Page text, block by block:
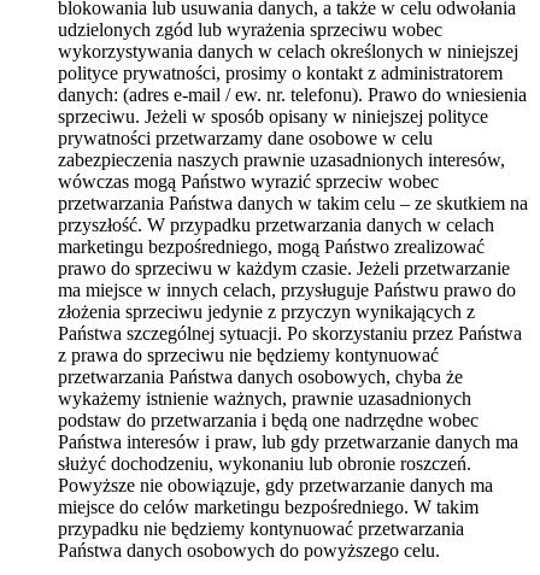
blokowania lub usuwania danych, a także w celu odwołania
udzielonych zgód lub wyrażenia sprzeciwu wobec
wykorzystywania danych w celach określonych w niniejszej
polityce prywatności, prosimy o kontakt z administratorem
danych: (adres e-mail / ew. nr. telefonu). Prawo do wniesienia
sprzeciwu. Jeżeli w sposób opisany w niniejszej polityce
prywatności przetwarzamy dane osobowe w celu
zabezpieczenia naszych prawnie uzasadnionych interesów,
wówczas mogą Państwo wyrazić sprzeciw wobec
przetwarzania Państwa danych w takim celu – ze skutkiem na
przyszłość. W przypadku przetwarzania danych w celach
marketingu bezpośredniego, mogą Państwo zrealizować
prawo do sprzeciwu w każdym czasie. Jeżeli przetwarzanie
ma miejsce w innych celach, przysługuje Państwu prawo do
złożenia sprzeciwu jedynie z przyczyn wynikających z
Państwa szczególnej sytuacji. Po skorzystaniu przez Państwa
z prawa do sprzeciwu nie będziemy kontynuować
przetwarzania Państwa danych osobowych, chyba że
wykażemy istnienie ważnych, prawnie uzasadnionych
podstaw do przetwarzania i będą one nadrzędne wobec
Państwa interesów i praw, lub gdy przetwarzanie danych ma
służyć dochodzeniu, wykonaniu lub obronie roszczeń.
Powyższe nie obowiązuje, gdy przetwarzanie danych ma
miejsce do celów marketingu bezpośredniego. W takim
przypadku nie będziemy kontynuować przetwarzania
Państwa danych osobowych do powyższego celu.